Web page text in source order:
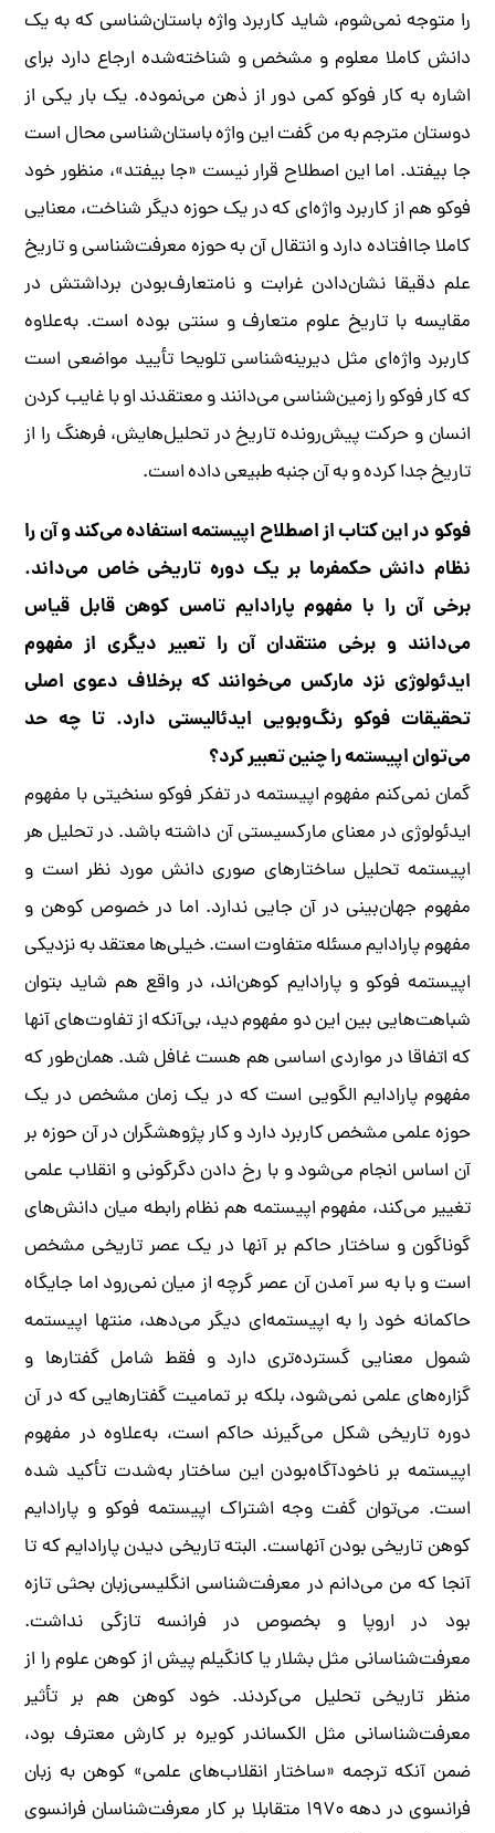
را متوجه نمی‌شوم، شاید کاربرد واژه باستان‌شناسی که به یک
دانش کاملا معلوم و مشخص و شناخته‌شده ارجاع دارد برای
اشاره به کار فوکو کمی دور از ذهن می‌نموده. یک بار یکی از
دوستان مترجم به من گفت این واژه باستان‌شناسی محال است
جا بیفتد. اما این اصطلاح قرار نیست «جا بیفتد»، منظور خود
فوکو هم از کاربرد واژه‌ای که در یک حوزه دیگر شناخت، معنایی
کاملا جاافتاده دارد و انتقال آن به حوزه معرفت‌شناسی و تاریخ
علم دقیقا نشان‌دادن غرابت و نامتعارف‌بودن برداشتش در
مقایسه با تاریخ علوم متعارف و سنتی بوده است. به‌علاوه
کاربرد واژه‌ای مثل دیرینه‌شناسی تلویحا تأیید مواضعی است
که کار فوکو را زمین‌شناسی می‌دانند و معتقدند او با غایب کردن
انسان و حرکت پیش‌رونده تاریخ در تحلیل‌هایش، فرهنگ را از
تاریخ جدا کرده و به آن جنبه طبیعی داده است.
فوکو در این کتاب از اصطلاح اپیستمه استفاده می‌کند و آن را
نظام دانش حکمفرما بر یک دوره تاریخی خاص می‌داند.
برخی آن را با مفهوم پارادایم تامس کوهن قابل قیاس
می‌دانند و برخی منتقدان آن را تعبیر دیگری از مفهوم
ایدئولوژی نزد مارکس می‌خوانند که برخلاف دعوی اصلی
تحقیقات فوکو رنگ‌و‌بویی ایدئالیستی دارد. تا چه حد
می‌توان اپیستمه را چنین تعبیر کرد؟
گمان نمی‌کنم مفهوم اپیستمه در تفکر فوکو سنخیتی با مفهوم
ایدئولوژی در معنای مارکسیستی آن داشته باشد. در تحلیل هر
اپیستمه تحلیل ساختارهای صوری دانش مورد نظر است و
مفهوم جهان‌بینی در آن جایی ندارد. اما در خصوص کوهن و
مفهوم پارادایم مسئله متفاوت است. خیلی‌ها معتقد به نزدیکی
اپیستمه فوکو و پارادایم کوهن‌اند، در واقع هم شاید بتوان
شباهت‌هایی بین این دو مفهوم دید، بی‌آنکه از تفاوت‌های آنها
که اتفاقا در مواردی اساسی هم هست غافل شد. همان‌طور که
مفهوم پارادایم الگویی است که در یک زمان مشخص در یک
حوزه علمی مشخص کاربرد دارد و کار پژوهشگران در آن حوزه بر
آن اساس انجام می‌شود و با رخ دادن دگرگونی و انقلاب علمی
تغییر می‌کند، مفهوم اپیستمه هم نظام رابطه میان دانش‌های
گوناگون و ساختار حاکم بر آنها در یک عصر تاریخی مشخص
است و با به سر آمدن آن عصر گرچه از میان نمی‌رود اما جایگاه
حاکمانه خود را به اپیستمه‌ای دیگر می‌دهد، منتها اپیستمه
شمول معنایی گسترده‌تری دارد و فقط شامل گفتارها و
گزاره‌های علمی نمی‌شود، بلکه بر تمامیت گفتارهایی که در آن
دوره تاریخی شکل می‌گیرند حاکم است، به‌علاوه در مفهوم
اپیستمه بر ناخودآگاه‌بودن این ساختار به‌شدت تأکید شده
است. می‌توان گفت وجه اشتراک اپیستمه فوکو و پارادایم
کوهن تاریخی بودن آنهاست. البته تاریخی دیدن پارادایم که تا
آنجا که من می‌دانم در معرفت‌شناسی انگلیسی‌زبان بحثی تازه
بود در اروپا و بخصوص در فرانسه تازگی نداشت.
معرفت‌شناسانی مثل بشلار یا کانگیلم پیش از کوهن علوم را از
منظر تاریخی تحلیل می‌کردند. خود کوهن هم بر تأثیر
معرفت‌شناسانی مثل الکساندر کویره بر کارش معترف بود،
ضمن آنکه ترجمه «ساختار انقلاب‌های علمی» کوهن به زبان
فرانسوی در دهه ۱۹۷۰ متقابلا بر کار معرفت‌شناسان فرانسوی